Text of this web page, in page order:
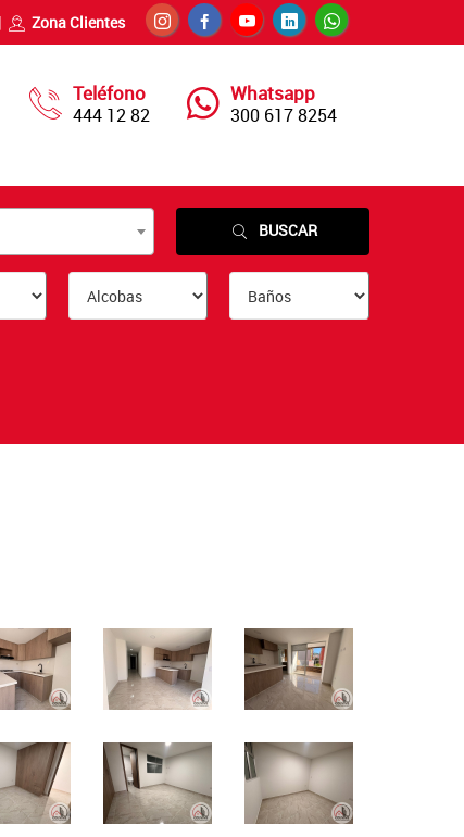
Zona Clientes
Teléfono
444 12 82
Whatsapp
300 617 8254
BUSCAR